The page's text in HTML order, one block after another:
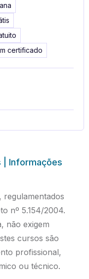
| Informações
regulamentados
nº 5.154/2004.
não exigem
cursos são
profissional,
ou técnico.
certificado